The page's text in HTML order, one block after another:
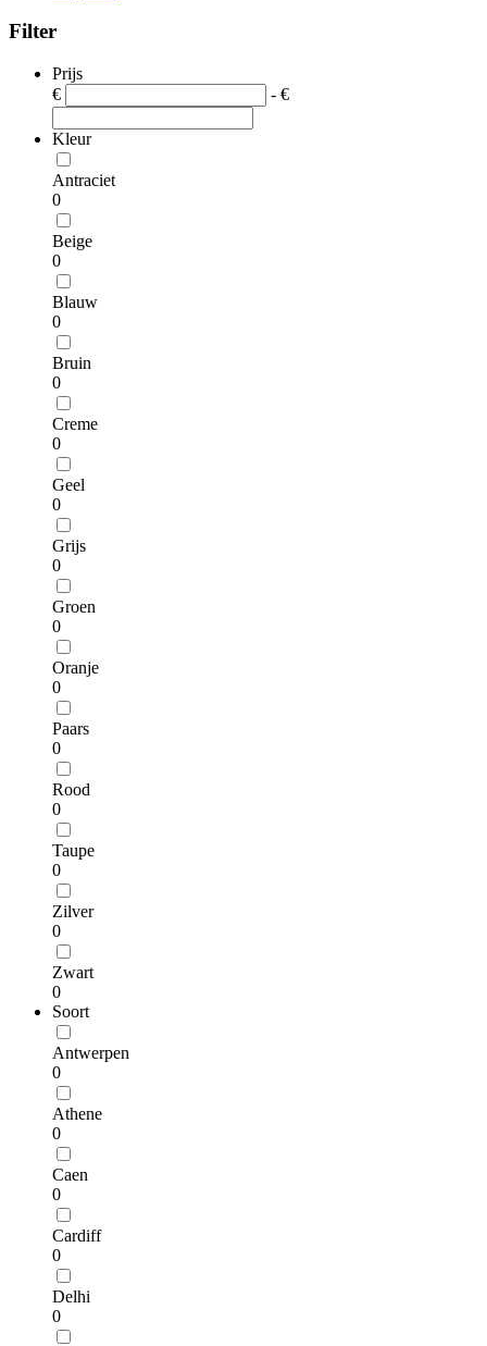
Filter
Prijs
€
- €
Kleur
Antraciet
0
Beige
0
Blauw
0
Bruin
0
Creme
0
Geel
0
Grijs
0
Groen
0
Oranje
0
Paars
0
Rood
0
Taupe
0
Zilver
0
Zwart
0
Soort
Antwerpen
0
Athene
0
Caen
0
Cardiff
0
Delhi
0